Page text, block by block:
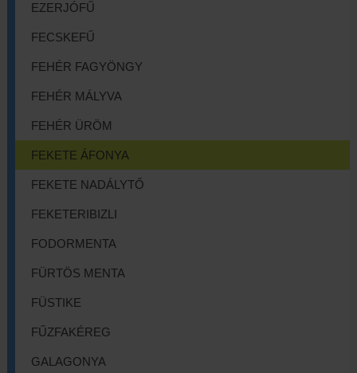
EZERJÓFŰ
FECSKEFŰ
FEHÉR FAGYÖNGY
FEHÉR MÁLYVA
FEHÉR ÜRÖM
FEKETE ÁFONYA
FEKETE NADÁLYTŐ
FEKETERIBIZLI
FODORMENTA
FÜRTÖS MENTA
FÜSTIKE
FŰZFAKÉREG
GALAGONYA